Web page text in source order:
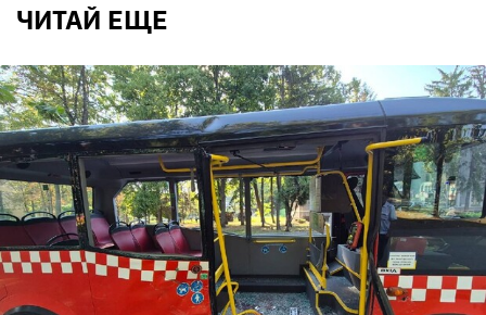
ЧИТАЙ ЕЩЕ